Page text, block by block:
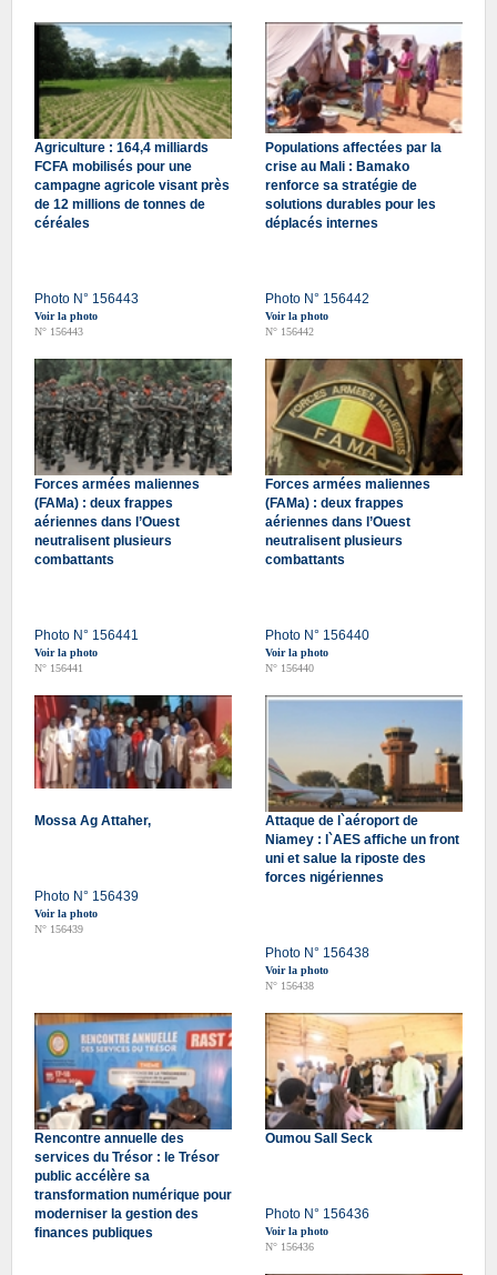
Agriculture : 164,4 milliards
FCFA mobilisés pour une
campagne agricole visant près
de 12 millions de tonnes de
céréales
Photo N° 156443
Voir la photo
N° 156443
Populations affectées par la
crise au Mali : Bamako
renforce sa stratégie de
solutions durables pour les
déplacés internes
Photo N° 156442
Voir la photo
N° 156442
Forces armées maliennes
(FAMa) : deux frappes
aériennes dans l’Ouest
neutralisent plusieurs
combattants
Photo N° 156441
Voir la photo
N° 156441
Forces armées maliennes
(FAMa) : deux frappes
aériennes dans l’Ouest
neutralisent plusieurs
combattants
Photo N° 156440
Voir la photo
N° 156440
Mossa Ag Attaher,
Photo N° 156439
Voir la photo
N° 156439
Attaque de l`aéroport de
Niamey : l`AES affiche un front
uni et salue la riposte des
forces nigériennes
Photo N° 156438
Voir la photo
N° 156438
Rencontre annuelle des
services du Trésor : le Trésor
public accélère sa
transformation numérique pour
moderniser la gestion des
finances publiques
Oumou Sall Seck
Photo N° 156436
Voir la photo
N° 156436